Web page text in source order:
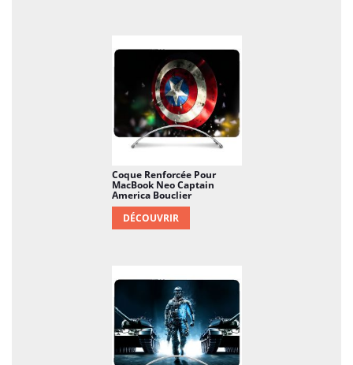
Coque Renforcée Pour
MacBook Neo Captain
America Bouclier
DÉCOUVRIR